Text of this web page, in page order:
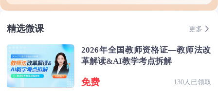
精选微课 更多
2026年全国教师资格证—教师法改
革解读&AI教学考点拆解
免费 130人已领取